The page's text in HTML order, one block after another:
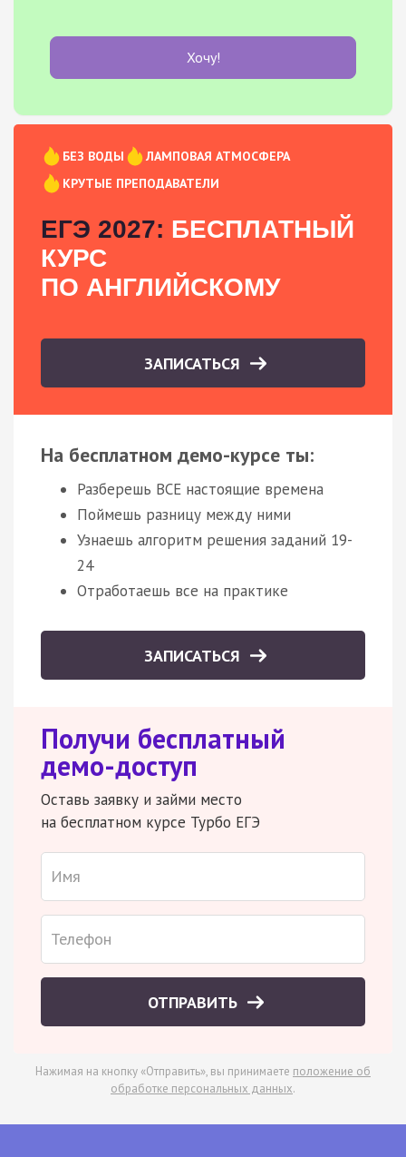
Хочу!
БЕЗ ВОДЫ
ЛАМПОВАЯ АТМОСФЕРА
КРУТЫЕ ПРЕПОДАВАТЕЛИ
ЕГЭ 2027: БЕСПЛАТНЫЙ
КУРС
ПО АНГЛИЙСКОМУ
ЗАПИСАТЬСЯ
На бесплатном демо-курсе ты:
Разберешь ВСЕ настоящие времена
Поймешь разницу между ними
Узнаешь алгоритм решения заданий 19-
24
Отработаешь все на практике
ЗАПИСАТЬСЯ
Получи бесплатный
демо-доступ
Оставь заявку и займи место
на бесплатном курсе Турбо ЕГЭ
ОТПРАВИТЬ
Нажимая на кнопку «Отправить», вы принимаете положение об
обработке персональных данных.